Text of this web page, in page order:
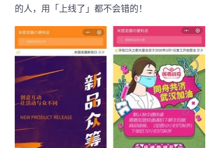
的人，用「上线了」都不会错的！